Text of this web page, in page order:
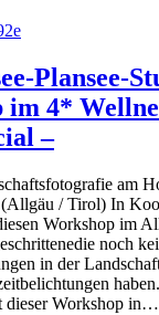
Plansee-
im 4*
–
am
/ Tirol) In
Workshop im
noch
in der
dieser Workshop in…